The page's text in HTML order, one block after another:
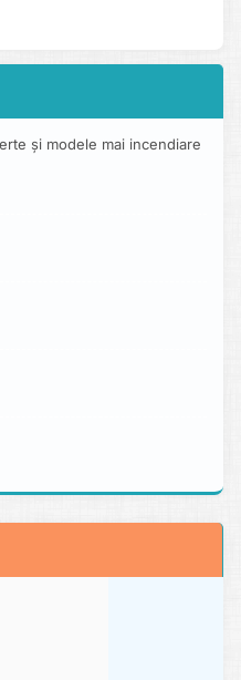
și modele mai incendiare